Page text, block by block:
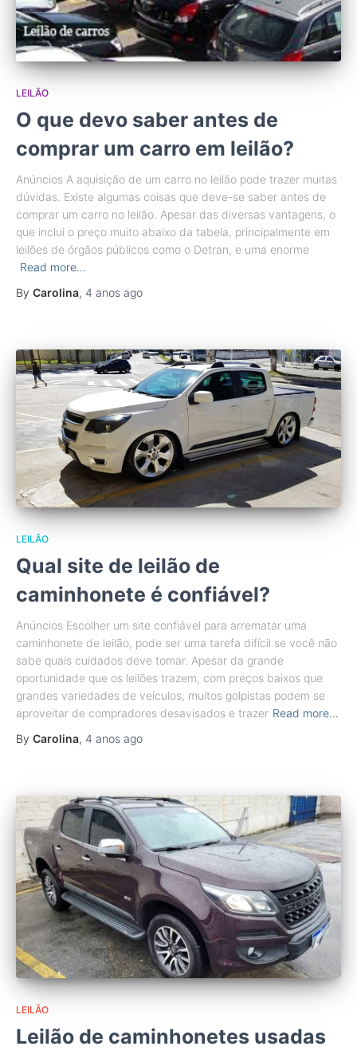
LEILÃO
O que devo saber antes de
comprar um carro em leilão?
Anúncios A aquisição de um carro no leilão pode trazer muitas
dúvidas. Existe algumas coisas que deve-se saber antes de
comprar um carro no leilão. Apesar das diversas vantagens, o
que inclui o preço muito abaixo da tabela, principalmente em
leilões de órgãos públicos como o Detran, e uma enorme
Read more…
By Carolina, 4 anos ago
LEILÃO
Qual site de leilão de
caminhonete é confiável?
Anúncios Escolher um site confiável para arrematar uma
caminhonete de leilão, pode ser uma tarefa difícil se você não
sabe quais cuidados deve tomar. Apesar da grande
oportunidade que os leilões trazem, com preços baixos que
grandes variedades de veículos, muitos golpistas podem se
aproveitar de compradores desavisados e trazer Read more…
By Carolina, 4 anos ago
LEILÃO
Leilão de caminhonetes usadas